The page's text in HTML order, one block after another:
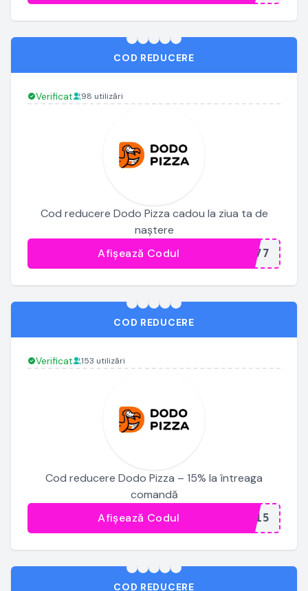
COD REDUCERE
Verificat 98 utilizări
Cod reducere Dodo Pizza cadou la ziua ta de
naștere
...777
Afișează Codul
COD REDUCERE
Verificat 153 utilizări
Cod reducere Dodo Pizza – 15% la întreaga
comandă
...G15
Afișează Codul
COD REDUCERE